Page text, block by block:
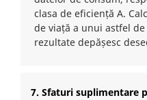
clasa de eficiență A.
de viață a unui astfel
rezultate depășesc
7. Sfaturi suplimentare